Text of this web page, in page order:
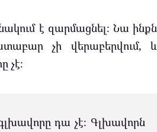
է զարմացնել։ Նա ինքն
չի վերաբերվում, և
չէ։
դա չէ։ Գլխավորն